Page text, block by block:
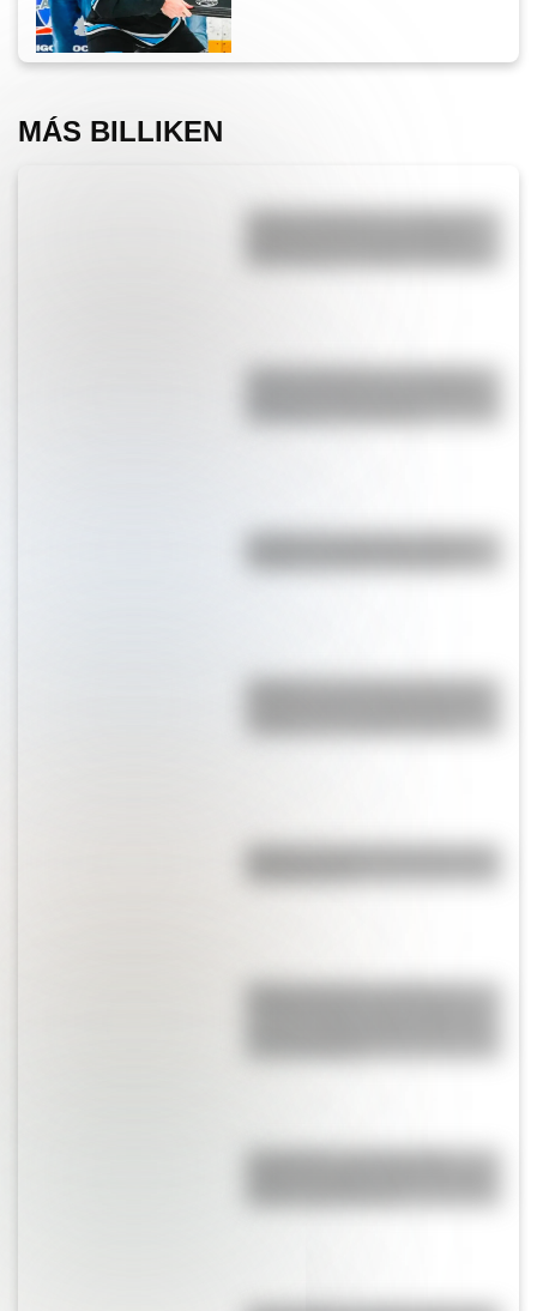
MÁS BILLIKEN
Amores históricos: conocé la
Bioy Casares y Silvina Ocampo
Amores históricos: conocé la
¿Cuál es el origen de la frase
"andá a cantarle a Magoya"?
Pelješac: el enorme puente de
“saltear” un pueblo bosnio
Nahwa: el doble enclave que se
Martín pescador común: el
Kumamoto: ¿por qué esta
fuertes terremotos?